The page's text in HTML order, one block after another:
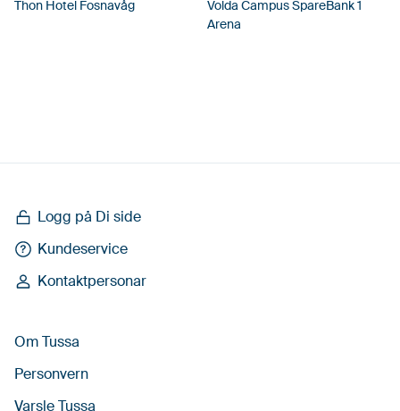
Thon Hotel Fosnavåg
Volda Campus SpareBank 1
Arena
Logg på Di side
Kundeservice
Kontaktpersonar
Om Tussa
Personvern
Varsle Tussa